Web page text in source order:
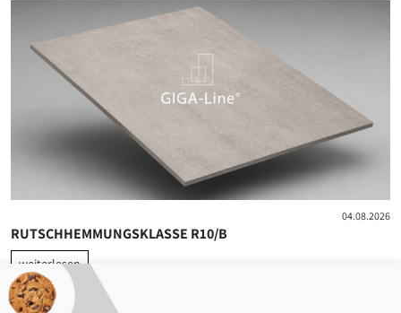
04.08.2026
RUTSCHHEMMUNGSKLASSE R10/B
weiterlesen